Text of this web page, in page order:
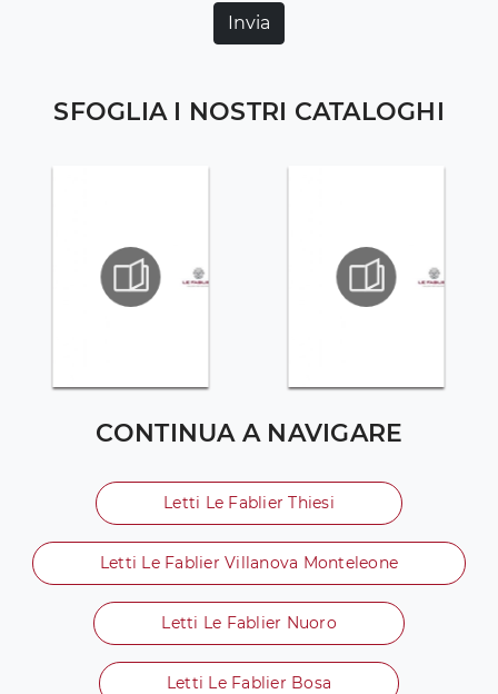
SFOGLIA I NOSTRI CATALOGHI
CONTINUA A NAVIGARE
Letti Le Fablier Thiesi
Letti Le Fablier Villanova Monteleone
Letti Le Fablier Nuoro
Letti Le Fablier Bosa
Invia